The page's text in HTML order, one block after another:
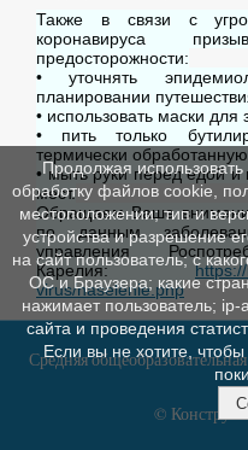
Также в связи с
коронавируса
предосторожности:
• уточнять
планировании
• использовать маски
• пить только
термически
• мыть руки перед едой
мест.
Обращаем Ваше
по данным
управления
Карелия:
virus/naselenie.php
Средняя
©
Продолжая
обработку файлов cookie,
местоположении; тип и
устройства и разрешение
на сайт пользователь; с
ОС и Браузера; какие
нажимает пользователь;
сайта и проведения
Если вы не хотите,